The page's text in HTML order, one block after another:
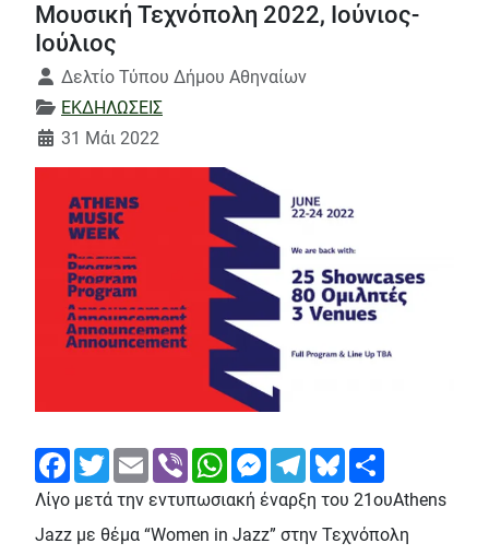
Μουσική Τεχνόπολη 2022, Ιούνιος-
Ιούλιος
Λεπτομέρειες
Δελτίο Τύπου Δήμου Αθηναίων
ΕΚΔΗΛΩΣΕΙΣ
31 Μάι 2022
FacebookTwitterEmail Viber WhatsAppMessengerTelegramBluesky
Λίγο μετά την εντυπωσιακή έναρξη του 21ουAthens
Jazz με θέμα “Women in Jazz” στην Τεχνόπολη